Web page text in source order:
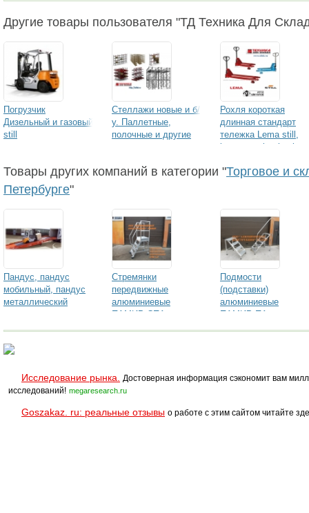
Другие товары пользователя "ТД Техника Для
Погрузчик
Дизельный и газовый
still
Стеллажи новые и б/
у. Паллетные,
полочные и другие
Рохля короткая
длинная стандарт
тележка Lema still,
lema, otto kurtbach
Товары других компаний в категории "Торговое и
Петербурге"
Пандус, пандус
мобильный, пандус
металлический
Стремянки
передвижные
алюминиевые
ПАМИР СПА
Подмости
(подставки)
алюминиевые
ПАМИР ПА
Исследование рынка.
Достоверная информация сэкономит вам
исследований! megaresearch.ru
Goszakaz. ru: реальные отзывы о работе с этим сайтом читайте